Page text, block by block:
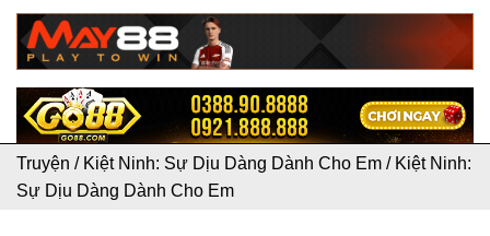
Truyện / Kiệt Ninh: Sự Dịu Dàng Dành Cho Em / Kiệt Ninh:
Sự Dịu Dàng Dành Cho Em